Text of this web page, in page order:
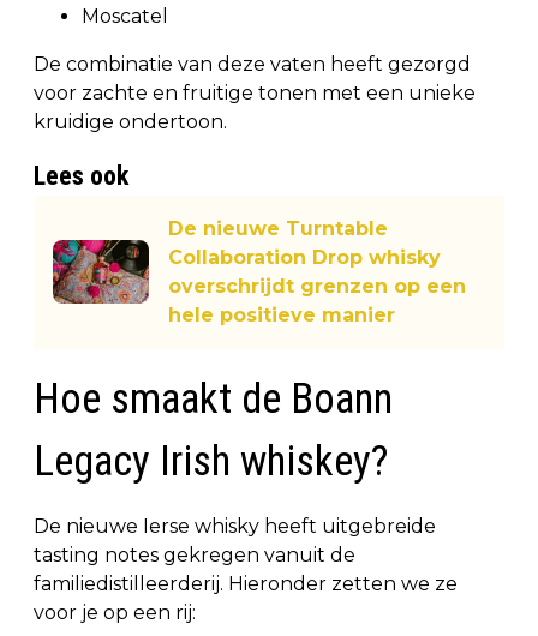
Moscatel
De combinatie van deze vaten heeft gezorgd
voor zachte en fruitige tonen met een unieke
kruidige ondertoon.
Lees ook
De nieuwe Turntable
Collaboration Drop whisky
overschrijdt grenzen op een
hele positieve manier
Hoe smaakt de Boann
Legacy Irish whiskey?
De nieuwe Ierse whisky heeft uitgebreide
tasting notes gekregen vanuit de
familiedistilleerderij. Hieronder zetten we ze
voor je op een rij: